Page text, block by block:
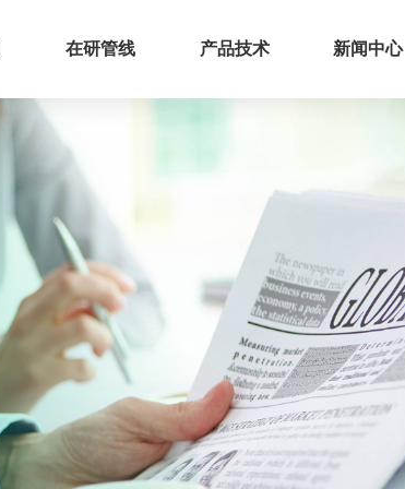
在研管线 产品技术 新闻中心